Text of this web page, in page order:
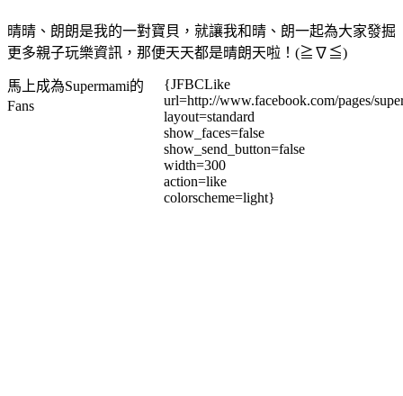
晴晴、朗朗是我的一對寶貝，就讓我和晴、朗一起為大家發掘
更多親子玩樂資訊，那便天天都是晴朗天啦！(≧∇≦)
馬上成為Supermami的
Fans
{JFBCLike
url=http://www.facebook.com/pages/
layout=standard
show_faces=false
show_send_button=false
width=300
action=like
colorscheme=light}